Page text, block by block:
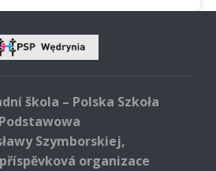
škola – Polska Szkoła
Podstawowa
Szymborskiej,
organizace